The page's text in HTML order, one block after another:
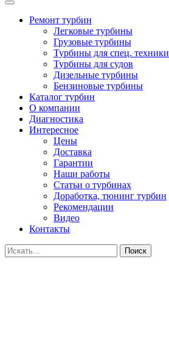
Ремонт турбин
Легковые турбины
Грузовые турбины
Турбины для спец. техники
Турбины для судов
Дизельные турбины
Бензиновые турбины
Каталог турбин
О компании
Диагностика
Интересное
Цены
Доставка
Гарантии
Наши работы
Статьи о турбинах
Доработка, тюнинг турбин
Рекомендации
Видео
Контакты
Поиск